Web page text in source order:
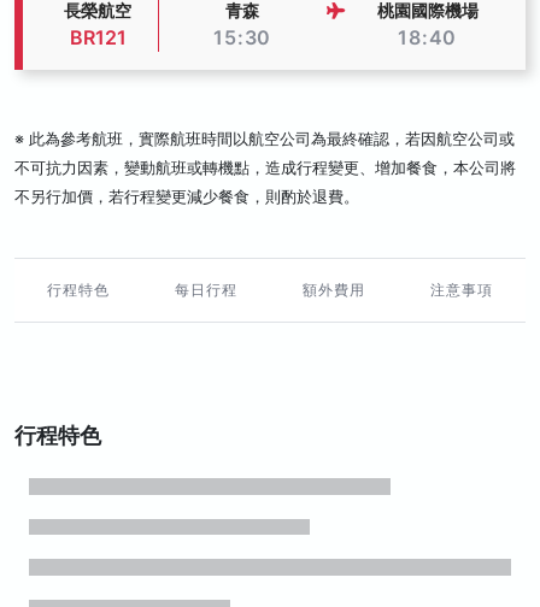
長榮航空
BR121
青森
15:30
桃園國際機場
18:40
※ 此為參考航班，實際航班時間以航空公司為最終確認，若因航空公司或
不可抗力因素，變動航班或轉機點，造成行程變更、增加餐食，本公司將
不另行加價，若行程變更減少餐食，則酌於退費。
行程特色 每日行程 額外費用 注意事項
行程特色